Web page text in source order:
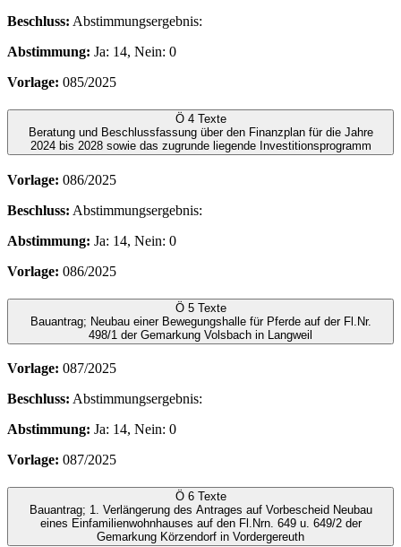
Beschluss: Abstimmungsergebnis:
Abstimmung: Ja: 14, Nein: 0
Vorlage: 085/2025
Ö 4 Texte
Beratung und Beschlussfassung über den Finanzplan für die Jahre
2024 bis 2028 sowie das zugrunde liegende Investitionsprogramm
Vorlage: 086/2025
Beschluss: Abstimmungsergebnis:
Abstimmung: Ja: 14, Nein: 0
Vorlage: 086/2025
Ö 5 Texte
Bauantrag; Neubau einer Bewegungshalle für Pferde auf der Fl.Nr.
498/1 der Gemarkung Volsbach in Langweil
Vorlage: 087/2025
Beschluss: Abstimmungsergebnis:
Abstimmung: Ja: 14, Nein: 0
Vorlage: 087/2025
Ö 6 Texte
Bauantrag; 1. Verlängerung des Antrages auf Vorbescheid Neubau
eines Einfamilienwohnhauses auf den Fl.Nrn. 649 u. 649/2 der
Gemarkung Körzendorf in Vordergereuth